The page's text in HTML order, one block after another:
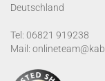
Deutschland
Tel: 06821 919238
Mail: